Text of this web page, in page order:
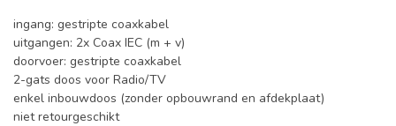
ingang: gestripte coaxkabel
uitgangen: 2x Coax IEC (m + v)
doorvoer: gestripte coaxkabel
2-gats doos voor Radio/TV
enkel inbouwdoos (zonder opbouwrand en afdekplaat)
niet retourgeschikt